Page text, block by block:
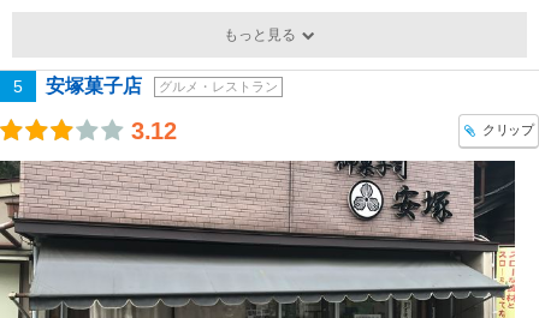
もっと見る
5 安塚菓子店 グルメ・レストラン
3.12 クリップ